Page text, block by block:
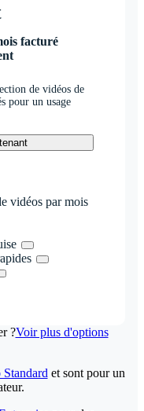
facturé
de vidéos de
pour un usage
vidéos par mois
?Voir plus d'options
et sont pour un